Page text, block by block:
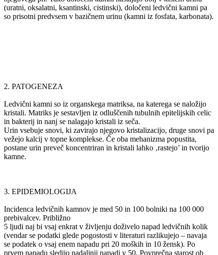
(uratni, oksalatni, ksantinski, cistinski), določeni ledvični kamni pa
so prisotni predvsem v bazičnem urinu (kamni iz fosfata, karbonata).
2. PATOGENEZA
Ledvični kamni so iz organskega matriksa, na katerega se naložijo
kristali. Matriks je sestavljen iz odluščenih tubulnih epitelijskih celic
in bakterij in nanj se nalagajo kristali iz seča.
Urin vsebuje snovi, ki zavirajo njegovo kristalizacijo, druge snovi pa
vežejo kalcij v topne komplekse. Če oba mehanizma popustita,
postane urin preveč koncentriran in kristali lahko ‚rastejo’ in tvorijo
kamne.
3. EPIDEMIOLOGIJA
Incidenca ledvičnih kamnov je med 50 in 100 bolniki na 100 000
prebivalcev. Približno
5 ljudi naj bi vsaj enkrat v življenju doživelo napad ledvičnih kolik
(vendar se podatki glede pogostosti v literaturi razlikujejo – navaja
se podatek o vsaj enem napadu pri 20 moških in 10 žensk). Po
prvem napadu sledijo nadaljnji napadi v 50. Povprečna starost ob